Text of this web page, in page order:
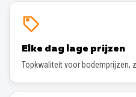
Elke dag lage prijzen
Topkwaliteit voor bodemprijzen,